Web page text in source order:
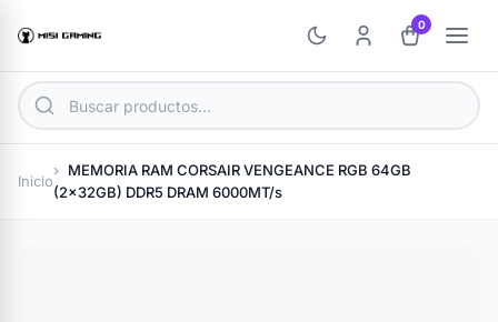
0
Inicio
MEMORIA RAM CORSAIR VENGEANCE RGB 64GB
(2x32GB) DDR5 DRAM 6000MT/s